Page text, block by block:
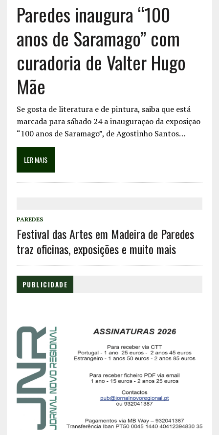
Paredes inaugura “100
anos de Saramago” com
curadoria de Valter Hugo
Mãe
Se gosta de literatura e de pintura, saiba que está
marcada para sábado 24 a inauguração da exposição
“100 anos de Saramago”, de Agostinho Santos…
LER MAIS
PAREDES
Festival das Artes em Madeira de Paredes
traz oficinas, exposições e muito mais
PUBLICIDADE